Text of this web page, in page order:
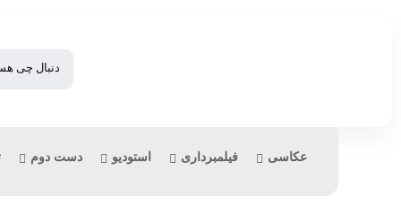
عکاسی فیلمبرداری استودیو دست دوم